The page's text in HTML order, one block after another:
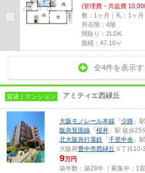
(管理費・共益費
敷：1ヶ月｜礼：1ヶ月
所在階：4階
間取り：2LDK
面積：47.10㎡
全4件を表示す
賃貸｜マンション アミティエ西緑丘
大阪モノレール本線 「 少路 」
阪急箕面線 「 桜井 」駅 徒歩25
北大阪急行電鉄 「 千里中央 」
大阪府豊中市西緑丘 ３丁目10-
9万円
築年数：築28年 ｜募集中： 1室